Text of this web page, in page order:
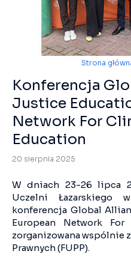
Strona
Konferencja
Justice
Network For
Education
20 sierpnia 2025
W dniach 23-26 lipca
Uczelni Łazarskiego
konferencja Global
European Network
zorganizowana wspólnie
Prawnych (FUPP).